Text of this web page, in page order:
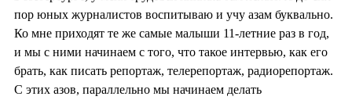
пор юных журналистов воспитываю и учу азам буквально.
Ко мне приходят те же самые малыши 11-летние раз в год,
и мы с ними начинаем с того, что такое интервью, как его
брать, как писать репортаж, телерепортаж, радиорепортаж.
С этих азов, параллельно мы начинаем делать